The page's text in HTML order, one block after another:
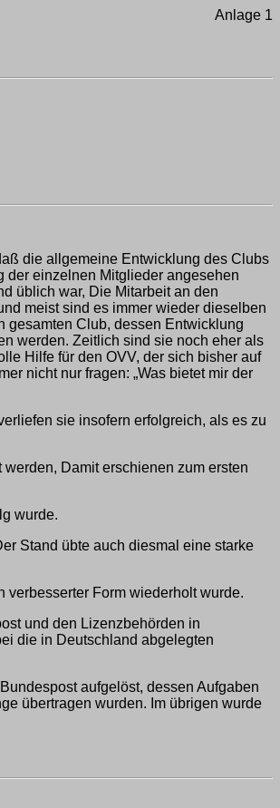
Anlage 1
die allgemeine Entwicklung des Clubs
der einzelnen Mitglieder angesehen
üblich war, Die Mitarbeit an den
meist sind es immer wieder dieselben
gesamten Club, dessen Entwicklung
werden. Zeitlich sind sie noch eher als
Hilfe für den OVV, der sich bisher auf
nicht nur fragen: „Was bietet mir der
sie insofern erfolgreich, als es zu
Damit erschienen zum ersten
wurde.
Stand übte auch diesmal eine starke
verbesserter Form wiederholt wurde.
und den Lizenzbehörden in
die in Deutschland abgelegten
aufgelöst, dessen Aufgaben
übertragen wurden. Im übrigen wurde